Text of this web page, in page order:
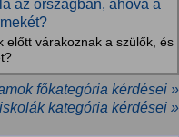
az országban, ahová a
előtt várakoznak a szülők, és
főkategória kérdései »
kategória kérdései »